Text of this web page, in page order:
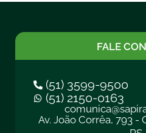
FALE
(51) 3599-9500
(51) 2150-0163
Av. João Corrêa, 793 -